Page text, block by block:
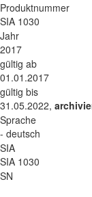
Produktnummer
SIA 1030
Jahr
2017
gültig ab
01.01.2017
gültig bis
31.05.2022,
Sprache
- deutsch
SIA
SIA 1030
SN